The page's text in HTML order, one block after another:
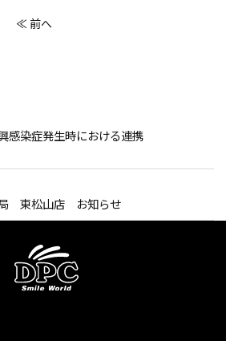
≪ 前へ
感染症発生時における連携
局 東松山店 お知らせ